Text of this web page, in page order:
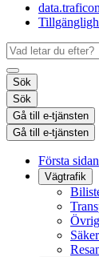
Sök
Sök
Gå till e-tjänsten
Gå till e-tjänsten
Första sidan
Vägtrafik